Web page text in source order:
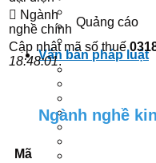
Thành lập công
Thay đổi nội
Văn bản pháp luật
Thuế XNK
Thuế khác
Ngành
nghề chính
Quảng cáo
Cập nhật mã số thuế
18:48:01.
Ngành nghề
Mã